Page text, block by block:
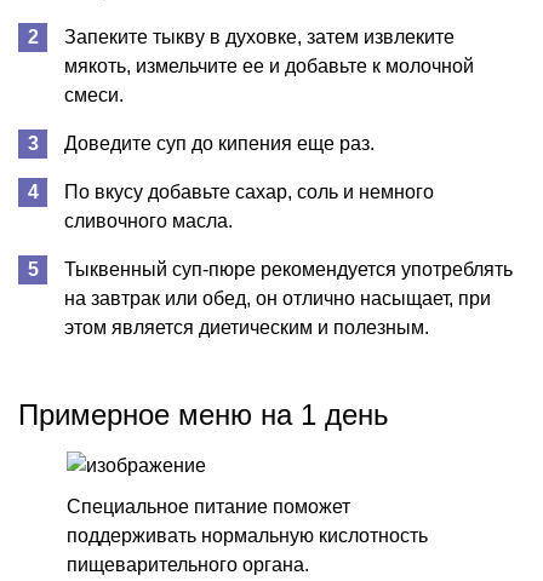
Запеките тыкву в духовке, затем извлеките
мякоть, измельчите ее и добавьте к молочной
смеси.
Доведите суп до кипения еще раз.
По вкусу добавьте сахар, соль и немного
сливочного масла.
Тыквенный суп-пюре рекомендуется употреблять
на завтрак или обед, он отлично насыщает, при
этом является диетическим и полезным.
Примерное меню на 1 день
Специальное питание поможет
поддерживать нормальную кислотность
пищеварительного органа.